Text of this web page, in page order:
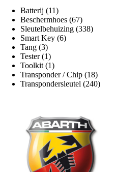
Batterij (11)
Beschermhoes (67)
Sleutelbehuizing (338)
Smart Key (6)
Tang (3)
Tester (1)
Toolkit (1)
Transponder / Chip (18)
Transpondersleutel (240)